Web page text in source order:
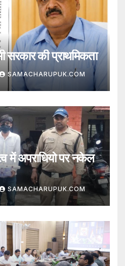
सरकार की प्राथमिकता
SAMACHARUPUK.COM
में अपराधियो पर नकेल
SAMACHARUPUK.COM